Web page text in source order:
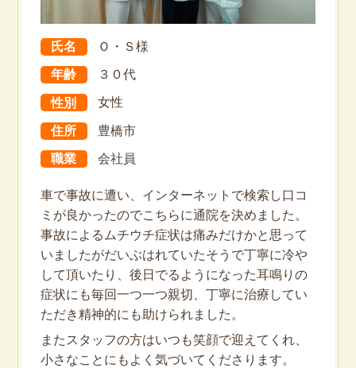
氏名 Ｏ・Ｓ様
年齢 ３０代
性別 女性
住所 豊橋市
職業 会社員
車で事故に遭い、インターネットで検索し口コ
ミが良かったのでこちらに通院を決めました。
事故によるムチウチ症状は痛みだけかと思って
いましたがだいぶはれていたそうで丁寧に冷や
して頂いたり、後日でるようになった耳鳴りの
症状にも毎回一つ一つ親切、丁寧に治療してい
ただき精神的にも助けられました。
またスタッフの方はいつも笑顔で迎えてくれ、
小さなことにもよく気づいてくださります。